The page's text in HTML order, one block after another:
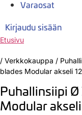
Varaosat
Kirjaudu sisään
Etusivu
/ Verkkokauppa /
blades Modular akseli
Puhallinsiipi
Modular